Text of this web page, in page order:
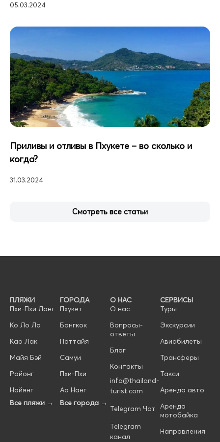
05.03.2024
Приливы и отливы в Пхукете – во сколько и
когда?
31.03.2024
Смотреть все статьи
ПЛЯЖИ
Пхи-Пхи Лонг
Ко Ло Ло
Као Лак
Майя Бэй
Районг
Найянг
Все пляжи →
ГОРОДА
Пхукет
Бангкок
Паттайя
Самуи
Пхи-Пхи
Ао Нанг
Все города →
О НАС
О нас
Вопросы-
ответы
Блог
Контакты
info@thailand-
turist.com
Telegram Чат
Telegram
канал
СЕРВИСЫ
Туры
Экскурсии
Авиабилеты
Трансферы
Такси
Аренда авто
Аренда
мотобайка
Направления